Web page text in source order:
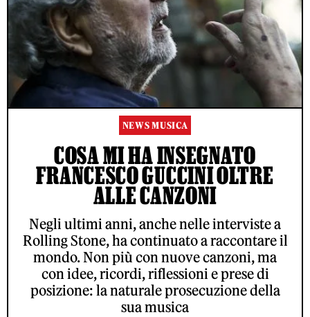
NEWS MUSICA
COSA MI HA INSEGNATO
FRANCESCO GUCCINI OLTRE
ALLE CANZONI
Negli ultimi anni, anche nelle interviste a
Rolling Stone, ha continuato a raccontare il
mondo. Non più con nuove canzoni, ma
con idee, ricordi, riflessioni e prese di
posizione: la naturale prosecuzione della
sua musica